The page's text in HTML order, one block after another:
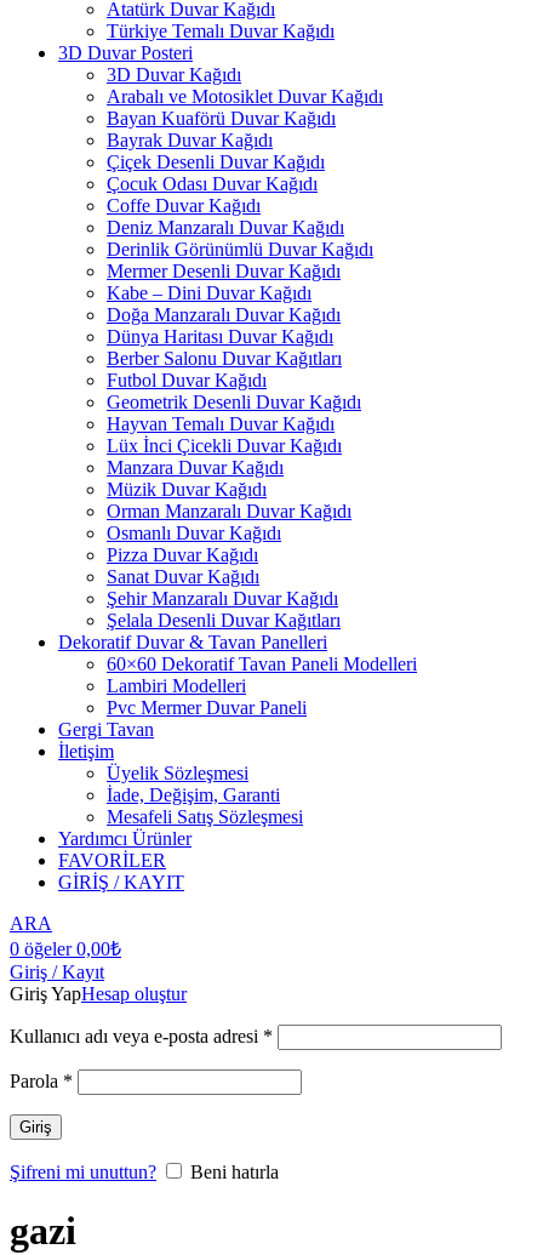
Atatürk Duvar Kağıdı
Türkiye Temalı Duvar Kağıdı
3D Duvar Posteri
3D Duvar Kağıdı
Arabalı ve Motosiklet Duvar Kağıdı
Bayan Kuaförü Duvar Kağıdı
Bayrak Duvar Kağıdı
Çiçek Desenli Duvar Kağıdı
Çocuk Odası Duvar Kağıdı
Coffe Duvar Kağıdı
Deniz Manzaralı Duvar Kağıdı
Derinlik Görünümlü Duvar Kağıdı
Mermer Desenli Duvar Kağıdı
Kabe – Dini Duvar Kağıdı
Doğa Manzaralı Duvar Kağıdı
Dünya Haritası Duvar Kağıdı
Berber Salonu Duvar Kağıtları
Futbol Duvar Kağıdı
Geometrik Desenli Duvar Kağıdı
Hayvan Temalı Duvar Kağıdı
Lüx İnci Çicekli Duvar Kağıdı
Manzara Duvar Kağıdı
Müzik Duvar Kağıdı
Orman Manzaralı Duvar Kağıdı
Osmanlı Duvar Kağıdı
Pizza Duvar Kağıdı
Sanat Duvar Kağıdı
Şehir Manzaralı Duvar Kağıdı
Şelala Desenli Duvar Kağıtları
Dekoratif Duvar & Tavan Panelleri
60×60 Dekoratif Tavan Paneli Modelleri
Lambiri Modelleri
Pvc Mermer Duvar Paneli
Gergi Tavan
İletişim
Üyelik Sözleşmesi
İade, Değişim, Garanti
Mesafeli Satış Sözleşmesi
Yardımcı Ürünler
FAVORİLER
GİRİŞ / KAYIT
ARA
0 öğeler 0,00₺
Giriş / Kayıt
Giriş YapHesap oluştur
Kullanıcı adı veya e-posta adresi *
Parola *
Giriş
Şifreni mi unuttun? Beni hatırla
gazi